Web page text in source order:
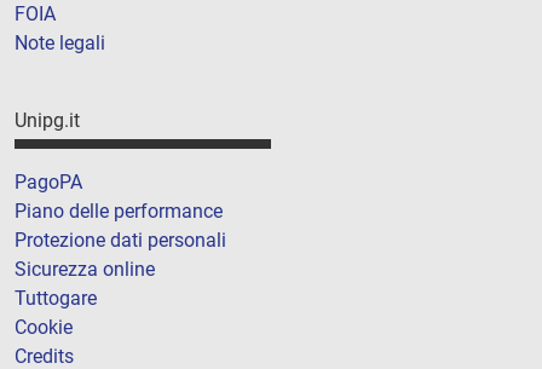
FOIA
Note legali
Unipg.it
PagoPA
Piano delle performance
Protezione dati personali
Sicurezza online
Tuttogare
Cookie
Credits